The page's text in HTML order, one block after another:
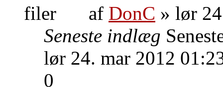
af DonC » lør
Seneste indlæg
lør 24. mar 2012
0